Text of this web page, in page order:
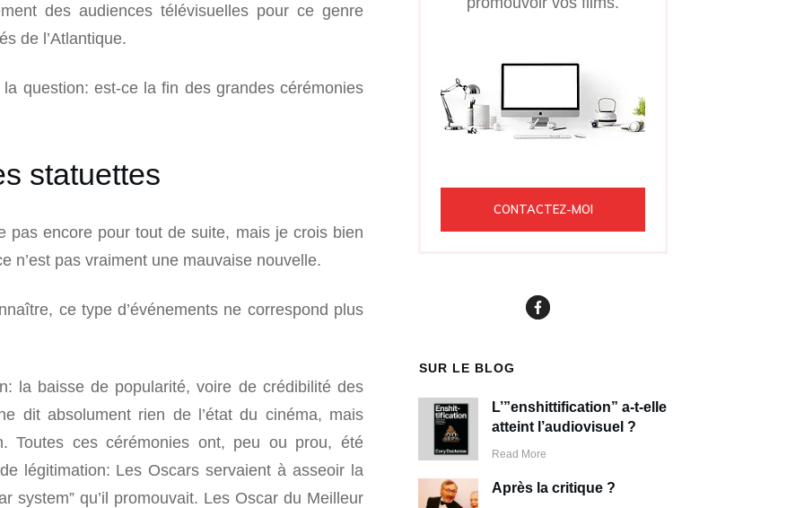
des audiences télévisuelles pour ce genre
de l’Atlantique.
question: est-ce la fin des grandes cérémonies
statuettes
pas encore pour tout de suite, mais je crois bien
n’est pas vraiment une mauvaise nouvelle.
ce type d’événements ne correspond plus
la baisse de popularité, voire de crédibilité des
dit absolument rien de l’état du cinéma, mais
Toutes ces cérémonies ont, peu ou prou, été
légitimation: Les Oscars servaient à asseoir la
system” qu’il promouvait. Les Oscar du Meilleur
CONTACTEZ-MOI
SUR LE BLOG
L’”enshittification” a-t-elle
atteint l’audiovisuel ?
Read More
Après la critique ?